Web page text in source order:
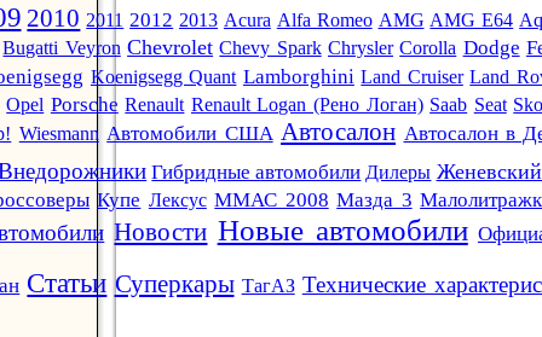
2010 2011 2012 2013 Acura Alfa Romeo AMG AMG E64
Bugatti Veyron Chevrolet Chevy Spark Chrysler Corolla Dodge
Koenigsegg Quant Lamborghini Land Cruiser Land
Opel Porsche Renault Renault Logan (Рено Логан) Saab Seat
Wiesmann Автомобили США Автосалон Автосалон в
Гибридные автомобили Дилеры
Купе Лексус ММАС 2008 Мазда 3
Новости Новые автомобили
Статьи Суперкары ТагАЗ Технические